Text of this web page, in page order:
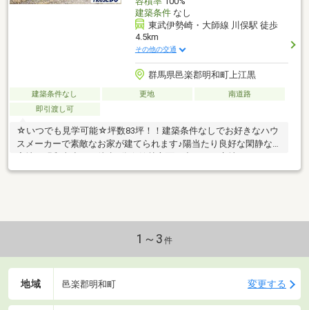
建築条件なし
東武伊勢崎・大師線 川俣駅 徒歩
4.5km
その他の交通
群馬県邑楽郡明和町上江黒
建築条件なし 更地
南道路
即引渡し可
☆いつでも見学可能☆坪数83坪！！建築条件なしでお好きなハウ
スメーカーで素敵なお家が建てられます♪陽当たり良好な閑静な住
1～3 件
地域 邑楽郡明和町 変更する